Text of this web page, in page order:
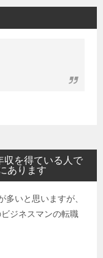
収を得ている人で
あります
いと思いますが、
ジネスマンの転職